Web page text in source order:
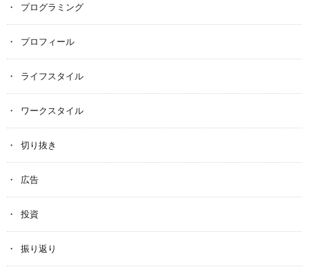
プログラミング
プロフィール
ライフスタイル
ワークスタイル
切り抜き
広告
投資
振り返り